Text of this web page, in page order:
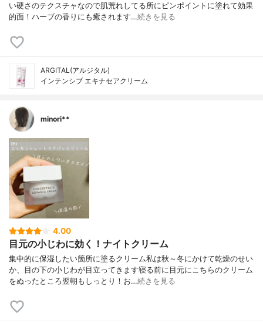
い硬さのテクスチャなので肌荒れしてる所にピンポイントに塗れて効果
的面！ハーブの香りにも癒されます…続きを見る
ARGITAL(アルジタル)
インテンシブ エキナセアクリーム
minori**
4.00
目元の小じわに効く！ナイトクリーム
集中的に保湿したい箇所に塗るクリーム私は秋～冬にかけて乾燥のせい
か、目の下の小じわが目立ってきます寝る前に目元にこちらのクリーム
をぬったところ翌朝もしっとり！お…続きを見る